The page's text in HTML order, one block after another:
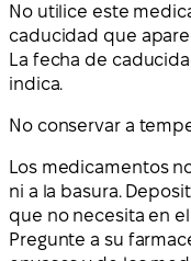
No utilice este
caducidad que
La fecha de
indica.
No conservar a
Los medicamentos
ni a la basura.
que no necesita en el
Pregunte a su